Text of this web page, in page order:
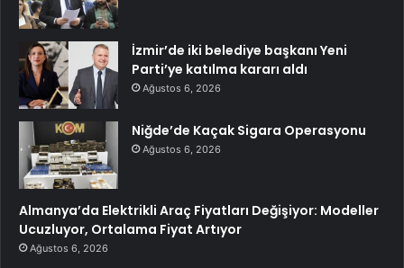
İzmir’de iki belediye başkanı Yeni
Parti’ye katılma kararı aldı
Ağustos 6, 2026
Niğde’de Kaçak Sigara Operasyonu
Ağustos 6, 2026
Almanya’da Elektrikli Araç Fiyatları Değişiyor: Modeller
Ucuzluyor, Ortalama Fiyat Artıyor
Ağustos 6, 2026